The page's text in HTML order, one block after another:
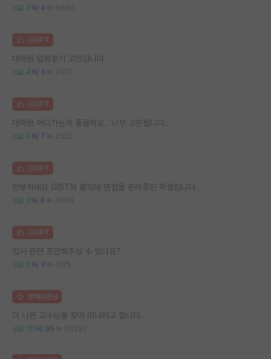
3 4 6680
김GPT
대학원 입학포기 고민입니다.
4 3 2413
김GPT
대학원 어디가는게 좋을까요.. 너무 고민됩니다..
0 7 2523
김GPT
안녕하세요 GIST와 홍익대 면접을 준비중인 학생입니다.
2 4 3008
김GPT
입시 관련 조언해주실 수 있나요?
0 3 1135
명예의전당
더 나은 교수님을 찾아 떠나려고 합니다.
111 35 55292